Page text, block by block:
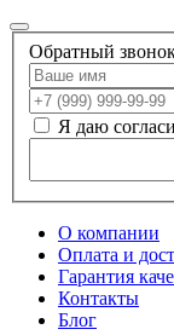
Обратный
Я даю
О компании
Оплата и
Гарантия
Контакты
Блог